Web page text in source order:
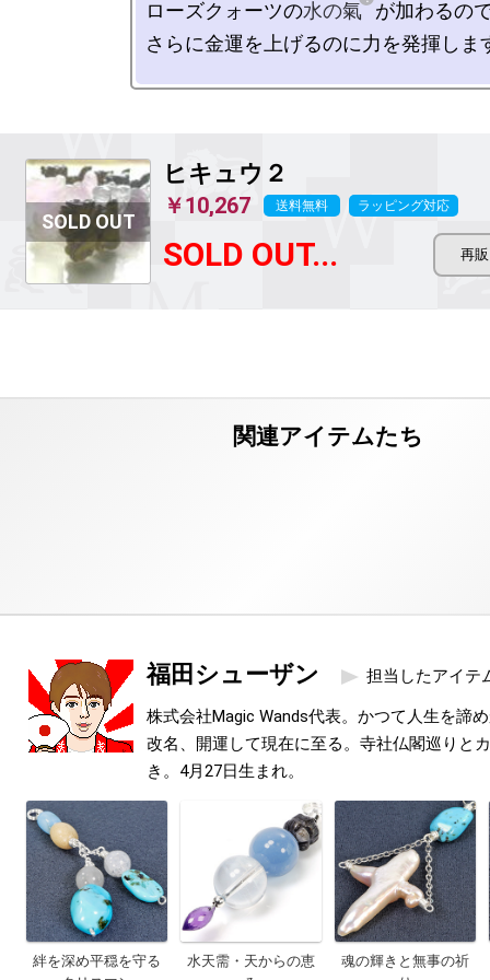
ローズクォーツの水の氣
が加わるの
さらに金運を上げるのに力を発揮しま
ヒキュウ２
￥10,267 送料無料 ラッピング対応
SOLD OUT...
福田シューザン 担当したアイテ
株式会社Magic Wands代表。かつて人生を諦
改名、開運して現在に至る。寺社仏閣巡りと
き。4月27日生まれ。
絆を深め平穏を守る
水天需・天からの恵
魂の輝きと無事の祈